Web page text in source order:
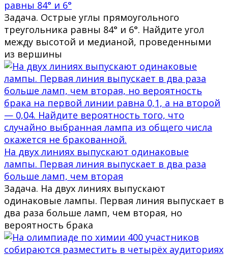
равны 84° и 6°
Задача. Острые углы прямоугольного
треугольника равны 84° и 6°. Найдите угол
между высотой и медианой, проведенными
из вершины
На двух линиях выпускают одинаковые
лампы. Первая линия выпускает в два раза
больше ламп, чем вторая
Задача. На двух линиях выпускают
одинаковые лампы. Первая линия выпускает в
два раза больше ламп, чем вторая, но
вероятность брака